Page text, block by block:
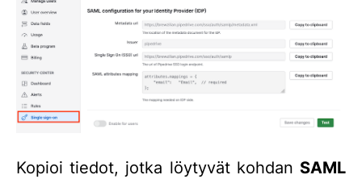
Kopioi tiedot, jotka löytyvät kohdan SAML